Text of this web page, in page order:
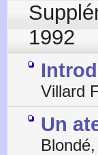
1992
Villard
Un